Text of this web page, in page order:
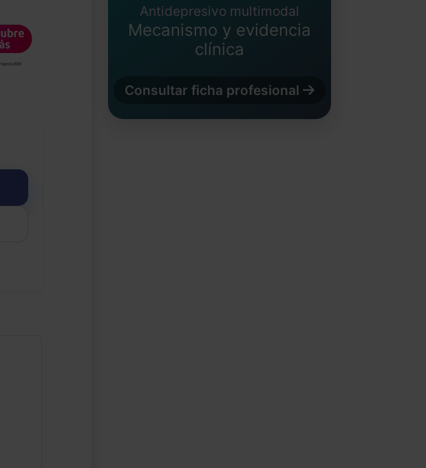
Antidepresivo multimodal
Mecanismo y evidencia
clínica
Consultar ficha profesional